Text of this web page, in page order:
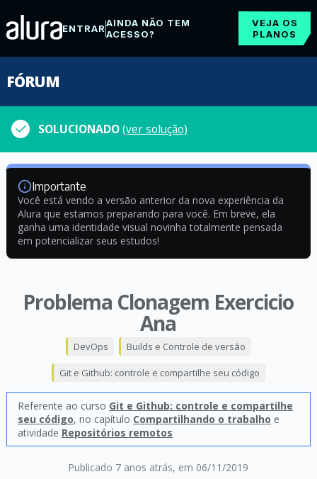
ENTRARAINDA NÃO TEM
ACESSO?
VEJA OS
PLANOS
FÓRUM
SOLUCIONADO(ver solução)
Importante
Você está vendo a versão anterior da nova experiência da
Alura que estamos preparando para você. Em breve, ela
ganha uma identidade visual novinha totalmente pensada
em potencializar seus estudos!
Problema Clonagem Exercicio
Ana
Publicado 7 anos atrás, em 06/11/2019
DevOps Builds e Controle de versão
Git e Github: controle e compartilhe seu código
Referente ao curso Git e Github: controle e compartilhe
seu código, no capítulo Compartilhando o trabalho e
atividade Repositórios remotos